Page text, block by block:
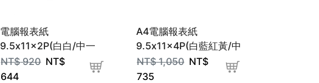
電腦報表紙
9.5x11x2P(白白/中一
刀)
NT$920 NT$
644
A4電腦報表紙
9.5x11x4P(白藍紅黃/中
一刀)
NT$1,050 NT$
735